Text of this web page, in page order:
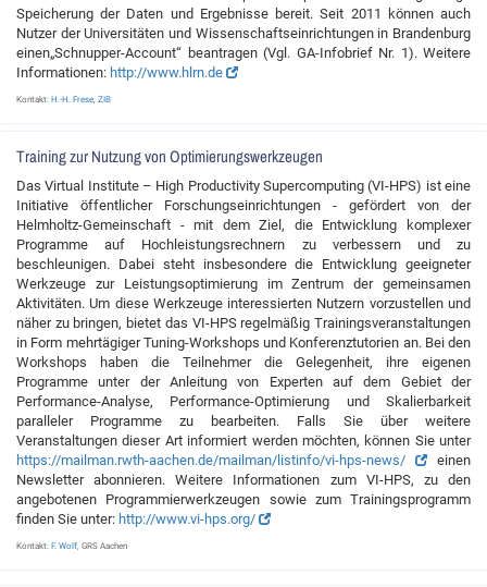
Speicherung der Daten und Ergebnisse bereit. Seit 2011 können auch
Nutzer der Universitäten und Wissenschaftseinrichtungen in Brandenburg
einen„Schnupper-Account“ beantragen (Vgl. GA-Infobrief Nr. 1). Weitere
Informationen: http://www.hlrn.de
Kontakt: H.-H. Frese, ZIB
Training zur Nutzung von Optimierungswerkzeugen
Das Virtual Institute – High Productivity Supercomputing (VI-HPS) ist eine
Initiative öffentlicher Forschungseinrichtungen - gefördert von der
Helmholtz-Gemeinschaft - mit dem Ziel, die Entwicklung komplexer
Programme auf Hochleistungsrechnern zu verbessern und zu
beschleunigen. Dabei steht insbesondere die Entwicklung geeigneter
Werkzeuge zur Leistungsoptimierung im Zentrum der gemeinsamen
Aktivitäten. Um diese Werkzeuge interessierten Nutzern vorzustellen und
näher zu bringen, bietet das VI-HPS regelmäßig Trainingsveranstaltungen
in Form mehrtägiger Tuning-Workshops und Konferenztutorien an. Bei den
Workshops haben die Teilnehmer die Gelegenheit, ihre eigenen
Programme unter der Anleitung von Experten auf dem Gebiet der
Performance-Analyse, Performance-Optimierung und Skalierbarkeit
paralleler Programme zu bearbeiten. Falls Sie über weitere
Veranstaltungen dieser Art informiert werden möchten, können Sie unter
https://mailman.rwth-aachen.de/mailman/listinfo/vi-hps-news/
einen
Newsletter abonnieren. Weitere Informationen zum VI-HPS, zu den
angebotenen Programmierwerkzeugen sowie zum Trainingsprogramm
finden Sie unter: http://www.vi-hps.org/
Kontakt: F. Wolf , GRS Aachen